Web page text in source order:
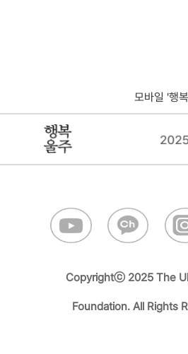
Copyrightⓒ 2025 The
Foundation. All Rights